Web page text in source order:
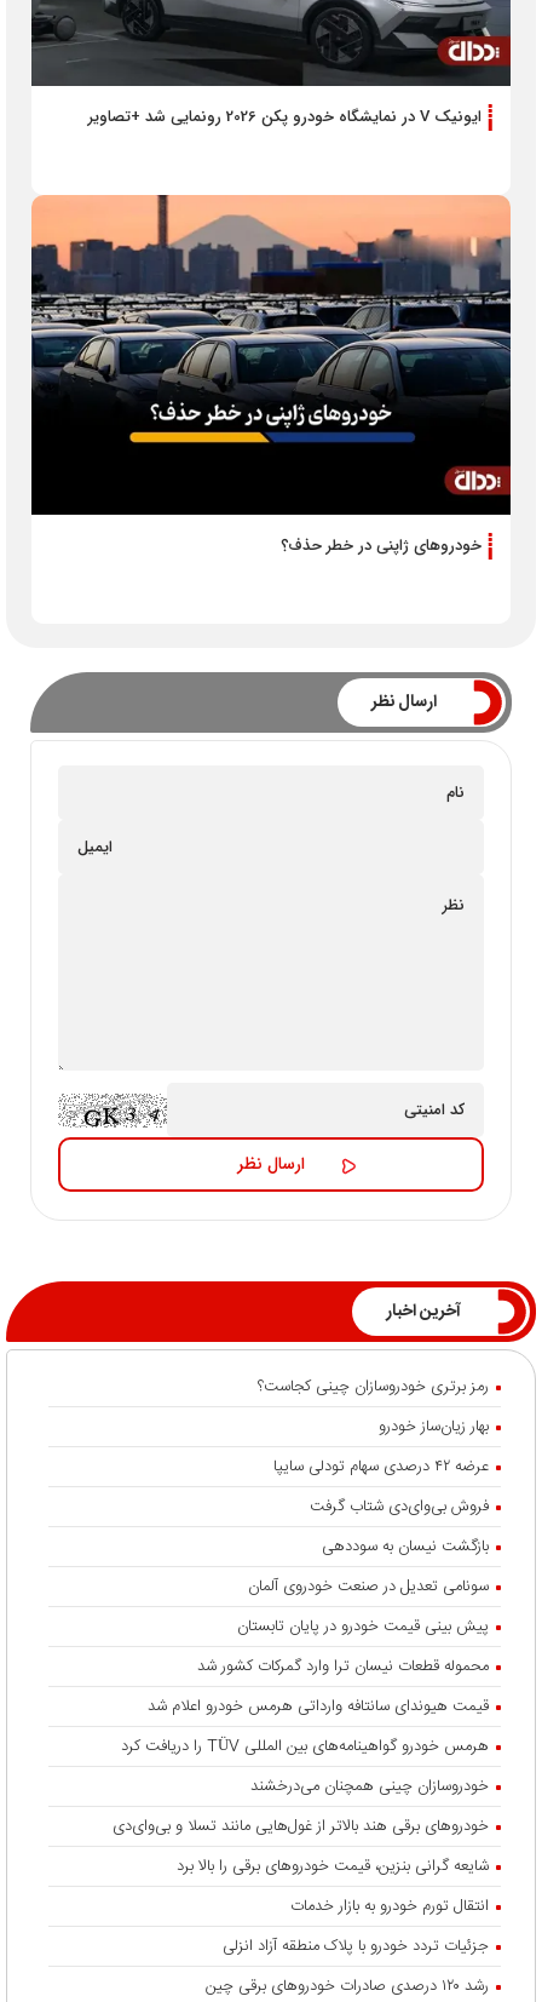
ایونیک V در نمایشگاه خودرو پکن 2026 رونمایی شد +تصاویر
خودروهای ژاپنی در خطر حذف؟
ارسال نظر
آخرین اخبار
رمز برتری خودروسازان چینی کجاست؟
بهار زیان‌ساز خودرو
عرضه ۴۲ درصدی سهام تودلی سایپا
فروش بی‌وای‌دی شتاب گرفت
بازگشت نیسان به سوددهی
سونامی تعدیل در صنعت خودروی آلمان
پیش بینی قیمت خودرو در پایان تابستان
محموله قطعات نیسان ترا وارد گمرکات کشور شد
قیمت هیوندای سانتافه وارداتی هرمس خودرو اعلام شد
هرمس خودرو گواهینامه‌های بین المللی TÜV را دریافت کرد
خودروسازان چینی همچنان می‌درخشند
خودروهای برقی هند بالاتر از غول‌هایی مانند تسلا و بی‌وای‌دی
شایعه گرانی بنزین، قیمت خودروهای برقی را بالا برد
انتقال تورم خودرو به بازار خدمات
جزئیات تردد خودرو با پلاک منطقه آزاد انزلی
رشد ۱۲۰ درصدی صادرات خودروهای برقی چین